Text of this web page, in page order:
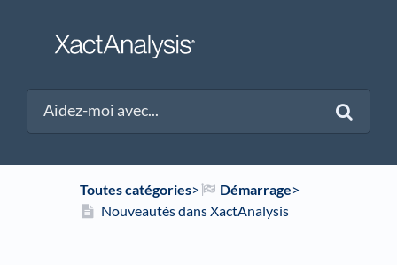
Toutes catégories​>​ ​Démarrage​>​
Nouveautés dans XactAnalysis